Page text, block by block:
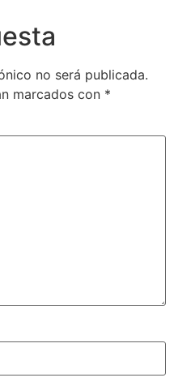
no será publicada.
marcados con *